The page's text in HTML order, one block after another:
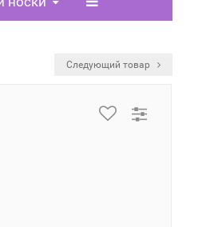
Следующий товар